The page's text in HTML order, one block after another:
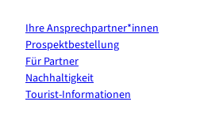
Ihre Ansprechpartner*innen
Prospektbestellung
Für Partner
Nachhaltigkeit
Tourist-Informationen